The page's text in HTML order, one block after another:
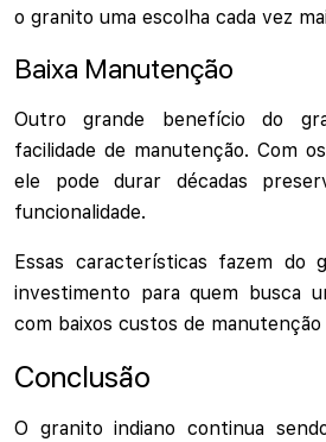
o granito uma escolha cada vez
Baixa Manutenção
Outro grande benefício do
facilidade de manutenção. Com
ele pode durar décadas
funcionalidade.
Essas características fazem do
investimento para quem busca
com baixos custos de
Conclusão
O granito indiano continua